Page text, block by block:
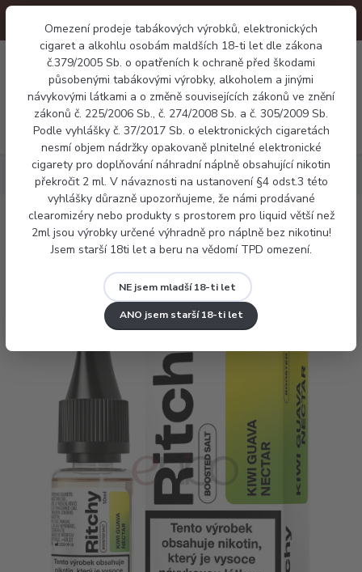
Omezení prodeje tabákových výrobků, elektronických
cigaret a alkohlu osobám maldších 18-ti let dle zákona
č.379/2005 Sb. o opatřeních k ochraně před škodami
působenými tabákovými výrobky, alkoholem a jinými
návykovými látkami a o změně souvisejících zákonů ve znění
zákonů č. 225/2006 Sb., č. 274/2008 Sb. a č. 305/2009 Sb.
Podle vyhlášky č. 37/2017 Sb. o elektronických cigaretách
nesmí objem nádržky opakovaně plnitelné elektronické
cigarety pro doplňování náhradní náplně obsahující nikotin
překročit 2 ml. V návaznosti na ustanovení §4 odst.3 této
vyhlášky důrazně upozorňujeme, že námi prodávané
clearomizéry nebo produkty s prostorem pro liquid větší než
2ml jsou výrobky určené výhradně pro náplně bez nikotinu!
Jsem starší 18ti let a beru na vědomí TPD omezení.
NE jsem mladší 18-ti let
ANO jsem starší 18-ti let
Menu
0 Kč
Náplně Ritchy salt - Kiwi Guava Nectar
Ritchy salt - Kiwi Guava Nectar